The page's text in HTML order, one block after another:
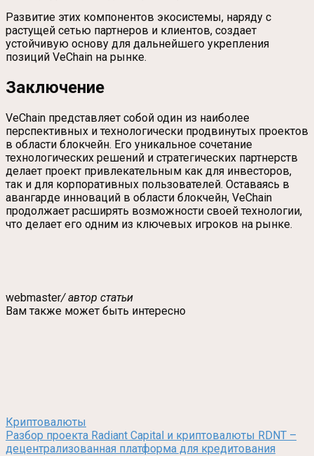
Развитие этих компонентов экосистемы, наряду с
растущей сетью партнеров и клиентов, создает
устойчивую основу для дальнейшего укрепления
позиций VeChain на рынке.
Заключение
VeChain представляет собой один из наиболее
перспективных и технологически продвинутых проектов
в области блокчейн. Его уникальное сочетание
технологических решений и стратегических партнерств
делает проект привлекательным как для инвесторов,
так и для корпоративных пользователей. Оставаясь в
авангарде инноваций в области блокчейн, VeChain
продолжает расширять возможности своей технологии,
что делает его одним из ключевых игроков на рынке.
webmaster/ автор статьи
Вам также может быть интересно
Криптовалюты
Разбор проекта Radiant Capital и криптовалюты RDNT –
децентрализованная платформа для кредитования